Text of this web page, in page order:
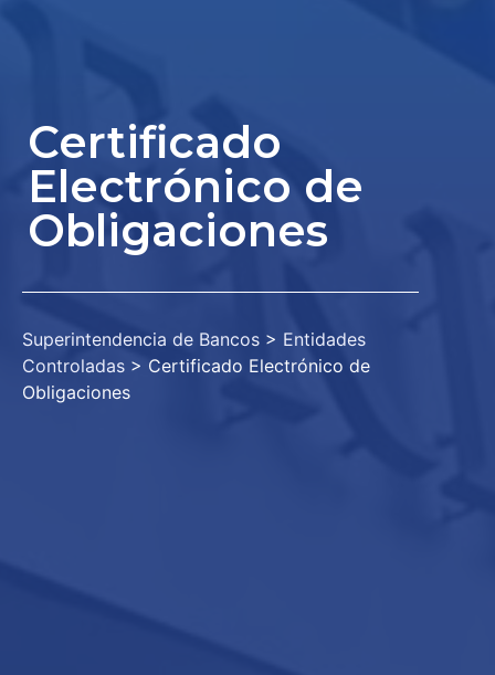
Certificado
Electrónico de
Obligaciones
Superintendencia de Bancos > Entidades
Controladas > Certificado Electrónico de
Obligaciones